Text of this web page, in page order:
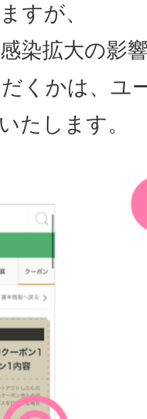
すが、
染拡大の影
くかは、ユ
たします。